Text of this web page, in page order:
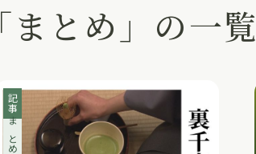
「まとめ」の一覧
記事
まとめ